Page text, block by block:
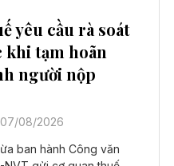
yêu cầu rà soát
khi tạm hoãn
người nộp
08/2026
ban hành Công văn